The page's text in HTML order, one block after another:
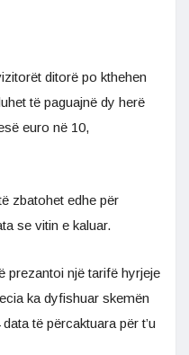
ditorë po kthehen
të paguajnë dy herë
euro në 10,
zbatohet edhe për
se vitin e kaluar.
prezantoi një tarifë hyrjeje
ka dyfishuar skemën
të përcaktuara për t’u